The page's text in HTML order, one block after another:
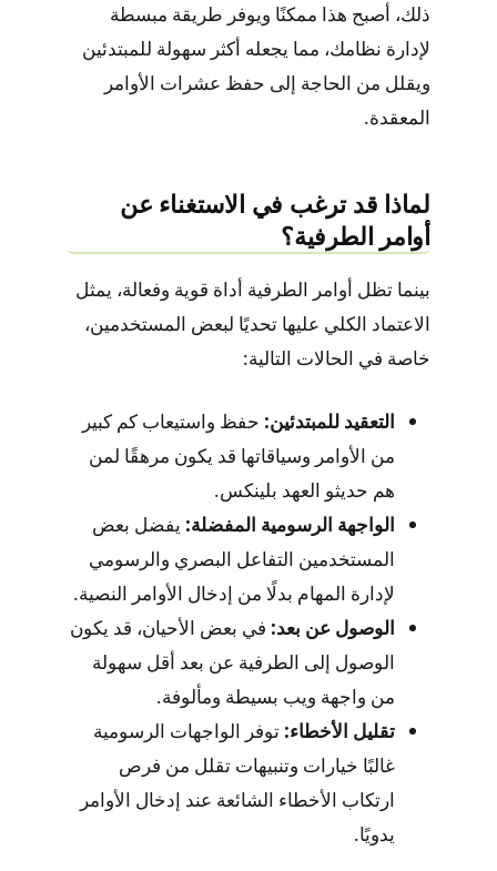
ذلك، أصبح هذا ممكنًا ويوفر طريقة مبسطة
لإدارة نظامك، مما يجعله أكثر سهولة للمبتدئين
ويقلل من الحاجة إلى حفظ عشرات الأوامر
المعقدة.
لماذا قد ترغب في الاستغناء عن
أوامر الطرفية؟
بينما تظل أوامر الطرفية أداة قوية وفعالة، يمثل
الاعتماد الكلي عليها تحديًا لبعض المستخدمين،
خاصة في الحالات التالية:
التعقيد للمبتدئين: حفظ واستيعاب كم كبير
من الأوامر وسياقاتها قد يكون مرهقًا لمن
هم حديثو العهد بلينكس.
الواجهة الرسومية المفضلة: يفضل بعض
المستخدمين التفاعل البصري والرسومي
لإدارة المهام بدلًا من إدخال الأوامر النصية.
الوصول عن بعد: في بعض الأحيان، قد يكون
الوصول إلى الطرفية عن بعد أقل سهولة
من واجهة ويب بسيطة ومألوفة.
تقليل الأخطاء: توفر الواجهات الرسومية
غالبًا خيارات وتنبيهات تقلل من فرص
ارتكاب الأخطاء الشائعة عند إدخال الأوامر
يدويًا.